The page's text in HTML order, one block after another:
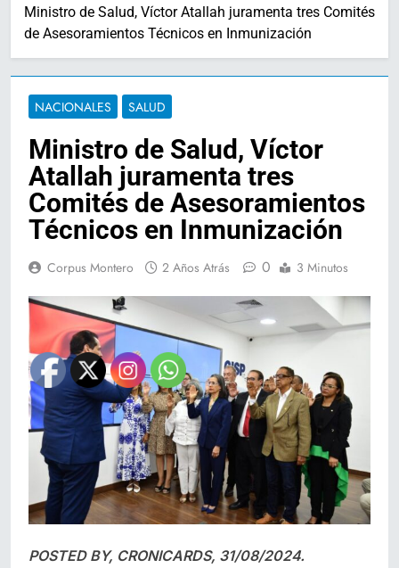
Ministro de Salud, Víctor Atallah juramenta tres Comités
de Asesoramientos Técnicos en Inmunización
NACIONALES SALUD
Ministro de Salud, Víctor
Atallah juramenta tres
Comités de Asesoramientos
Técnicos en Inmunización
Corpus Montero 2 Años Atrás 0 3 Minutos
POSTED BY, CRONICARDS, 31/08/2024.